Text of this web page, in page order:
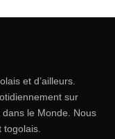
et d’ailleurs.
sur
dans le Monde. Nous
togolais.